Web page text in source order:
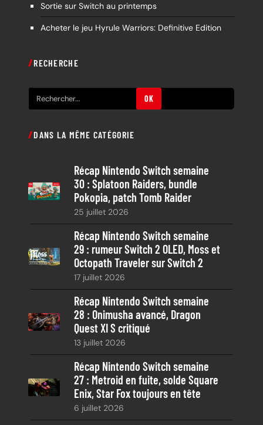
Sortie sur Switch au printemps
Acheter le jeu Hyrule Warriors: Definitive Edition
RECHERCHE
e
h
c
h
OK
DANS LA MÊME CATÉGORIE
Récap Nintendo Switch semaine
30 : Splatoon Raiders, bundle
Pokopia, patch Tomb Raider
25 juillet 2026
Récap Nintendo Switch semaine
29 : rumeur Switch 2 OLED, Moss et
Octopath Traveler sur Switch 2
17 juillet 2026
Récap Nintendo Switch semaine
28 : Onimusha avancé, Dragon
Quest XI S critiqué
13 juillet 2026
Récap Nintendo Switch semaine
27 : Metroid en fuite, solde Square
Enix, Star Fox toujours en tête
6 juillet 2026